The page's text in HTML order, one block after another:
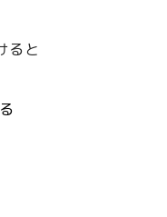
ると